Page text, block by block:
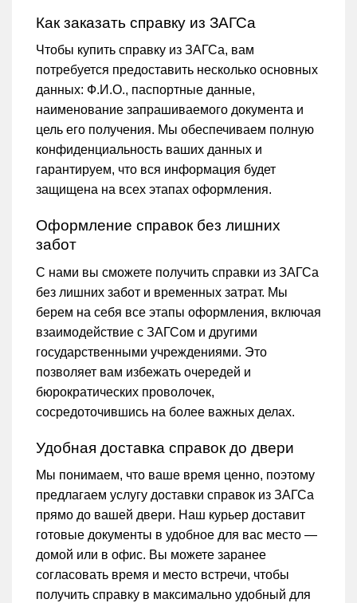
Как заказать справку из ЗАГСа
Чтобы купить справку из ЗАГСа, вам
потребуется предоставить несколько основных
данных: Ф.И.О., паспортные данные,
наименование запрашиваемого документа и
цель его получения. Мы обеспечиваем полную
конфиденциальность ваших данных и
гарантируем, что вся информация будет
защищена на всех этапах оформления.
Оформление справок без лишних
забот
С нами вы сможете получить справки из ЗАГСа
без лишних забот и временных затрат. Мы
берем на себя все этапы оформления, включая
взаимодействие с ЗАГСом и другими
государственными учреждениями. Это
позволяет вам избежать очередей и
бюрократических проволочек,
сосредоточившись на более важных делах.
Удобная доставка справок до двери
Мы понимаем, что ваше время ценно, поэтому
предлагаем услугу доставки справок из ЗАГСа
прямо до вашей двери. Наш курьер доставит
готовые документы в удобное для вас место —
домой или в офис. Вы можете заранее
согласовать время и место встречи, чтобы
получить справку в максимально удобный для